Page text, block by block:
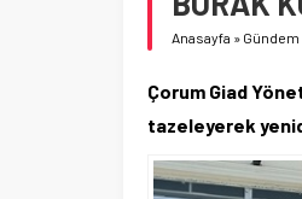
Anasayfa » Gündem
Çorum Giad
tazeleyerek